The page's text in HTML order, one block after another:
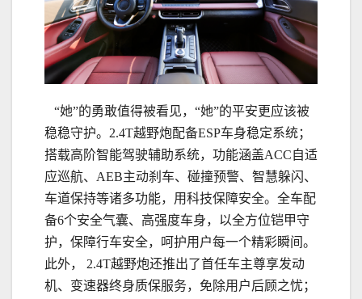
“她”的勇敢值得被看见，“她”的平安更应该被
稳稳守护。2.4T越野炮配备ESP车身稳定系统；
搭载高阶智能驾驶辅助系统，功能涵盖ACC自适
应巡航、AEB主动刹车、碰撞预警、智慧躲闪、
车道保持等诸多功能，用科技保障安全。全车配
备6个安全气囊、高强度车身，以全方位铠甲守
护，保障行车安全，呵护用户每一个精彩瞬间。
此外， 2.4T越野炮还推出了首任车主尊享发动
机、变速器终身质保服务，免除用户后顾之忧；